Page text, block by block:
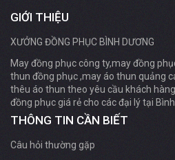
GIỚI THIỆU
XƯỞNG ĐỒNG PHỤC BÌNH DƯƠNG
May đồng phục công ty,may đồng
thun đồng phục ,may áo thun quảng
thêu áo thun theo yêu cầu khách
đồng phục giá rẻ cho các đại lý tại
THÔNG TIN CẦN BIẾT
Câu hỏi thường gặp